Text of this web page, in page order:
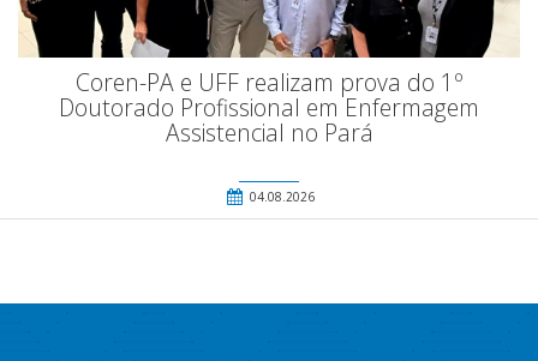
Coren-PA e UFF realizam prova do 1º
Doutorado Profissional em Enfermagem
Assistencial no Pará
04.08.2026